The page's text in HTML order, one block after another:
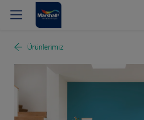
Ürünlerimiz